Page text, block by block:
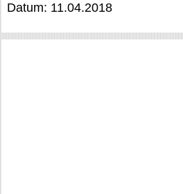
Datum: 11.04.2018